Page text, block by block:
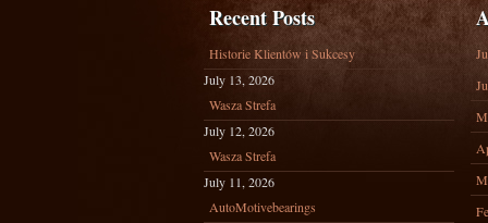
Recent Posts
Historie Klientów i Sukcesy
July 13, 2026
Wasza Strefa
July 12, 2026
Wasza Strefa
July 11, 2026
AutoMotivebearings